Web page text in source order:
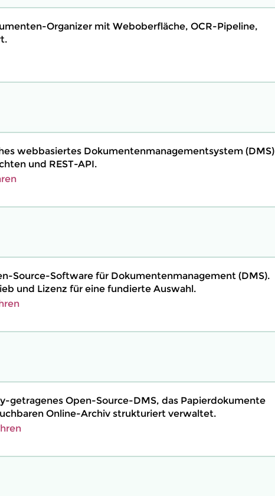
Organizer mit Weboberfläche, OCR-Pipeline,
webbasiertes Dokumentenmanagementsystem (DMS)
und REST-API.
Source-Software für Dokumentenmanagement (DMS).
und Lizenz für eine fundierte Auswahl.
getragenes Open-Source-DMS, das Papierdokumente
Online-Archiv strukturiert verwaltet.